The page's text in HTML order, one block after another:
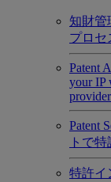
知財管
プロセ
Patent
your IP
Patent
トで
特許イ